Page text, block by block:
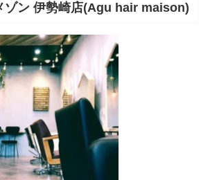
ゾン 伊勢崎店(Agu hair maison)